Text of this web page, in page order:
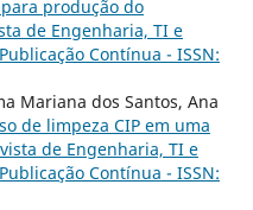
produção do
de Engenharia, TI e
Contínua - ISSN:
Mariana dos Santos, Ana
de limpeza CIP em uma
de Engenharia, TI e
Contínua - ISSN: